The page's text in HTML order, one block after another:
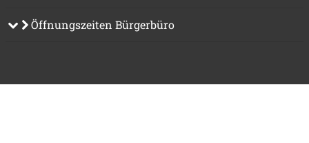
Öffnungszeiten Bürgerbüro